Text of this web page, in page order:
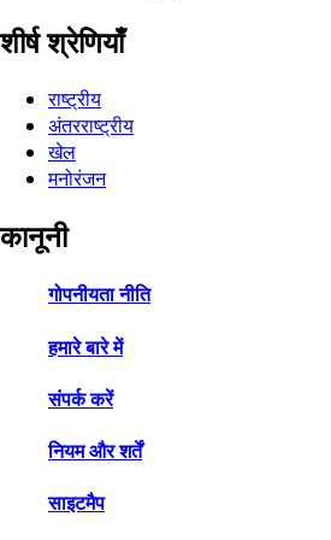
शीर्ष श्रेणियाँ
राष्ट्रीय
अंतरराष्ट्रीय
खेल
मनोरंजन
कानूनी
गोपनीयता नीति
हमारे बारे में
संपर्क करें
नियम और शर्तें
साइटमैप